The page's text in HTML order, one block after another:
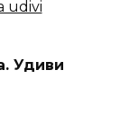
Удиви